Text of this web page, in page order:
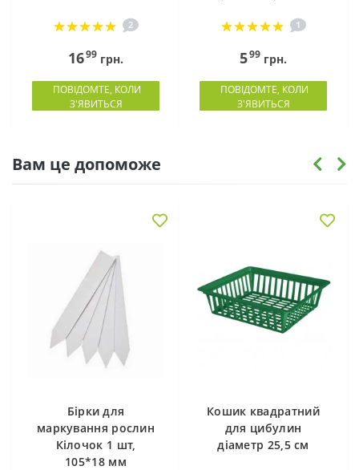
2
1699 грн.
ПОВІДОМТЕ, КОЛИ
З'ЯВИТЬСЯ
1
599 грн.
ПОВІДОМТЕ, КОЛИ
З'ЯВИТЬСЯ
Вам це допоможе
Бірки для
маркування рослин
Кілочок 1 шт,
105*18 мм
Кошик квадратний
для цибулин
діаметр 25,5 см